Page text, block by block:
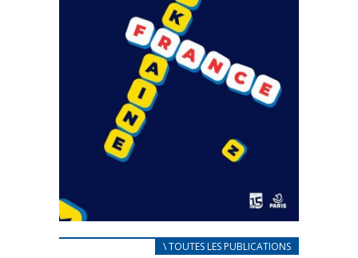
CARNET D’ACCUEIL\ TOUTES LES PUBLICATIONS